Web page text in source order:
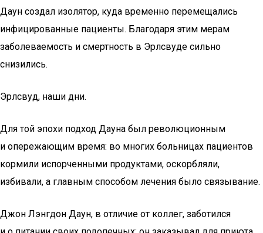
Даун создал изолятор, куда временно перемещались
инфицированные пациенты. Благодаря этим мерам
заболеваемость и смертность в Эрлсвуде сильно
снизились.
Эрлсвуд, наши дни.
Для той эпохи подход Дауна был революционным
и опережающим время: во многих больницах пациентов
кормили испорченными продуктами, оскорбляли,
избивали, а главным способом лечения было связывание.
Джон Лэнгдон Даун, в отличие от коллег, заботился